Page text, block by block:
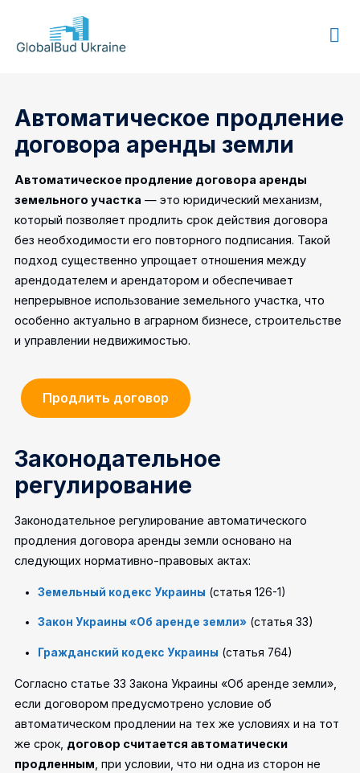
GLOBALBUD
Автоматическое продление
договора аренды земли
Автоматическое продление договора аренды
земельного участка — это юридический механизм,
который позволяет продлить срок действия договора
без необходимости его повторного подписания. Такой
подход существенно упрощает отношения между
арендодателем и арендатором и обеспечивает
непрерывное использование земельного участка, что
особенно актуально в аграрном бизнесе, строительстве
и управлении недвижимостью.
Продлить договор
Законодательное
регулирование
Законодательное регулирование автоматического
продления договора аренды земли основано на
следующих нормативно-правовых актах:
Земельный кодекс Украины (статья 126-1)
Закон Украины «Об аренде земли» (статья 33)
Гражданский кодекс Украины (статья 764)
Согласно статье 33 Закона Украины «Об аренде земли»,
если договором предусмотрено условие об
автоматическом продлении на тех же условиях и на тот
же срок, договор считается автоматически
продленным , при условии, что ни одна из сторон не